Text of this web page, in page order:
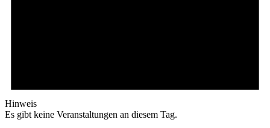
Hinweis
Es gibt keine Veranstaltungen an diesem Tag.